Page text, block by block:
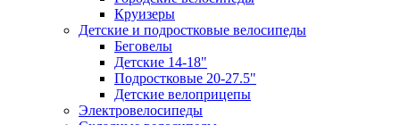
Круизеры
Детские и подростковые велосипеды
Беговелы
Детские 14-18"
Подростковые 20-27.5"
Детские велоприцепы
Электровелосипеды